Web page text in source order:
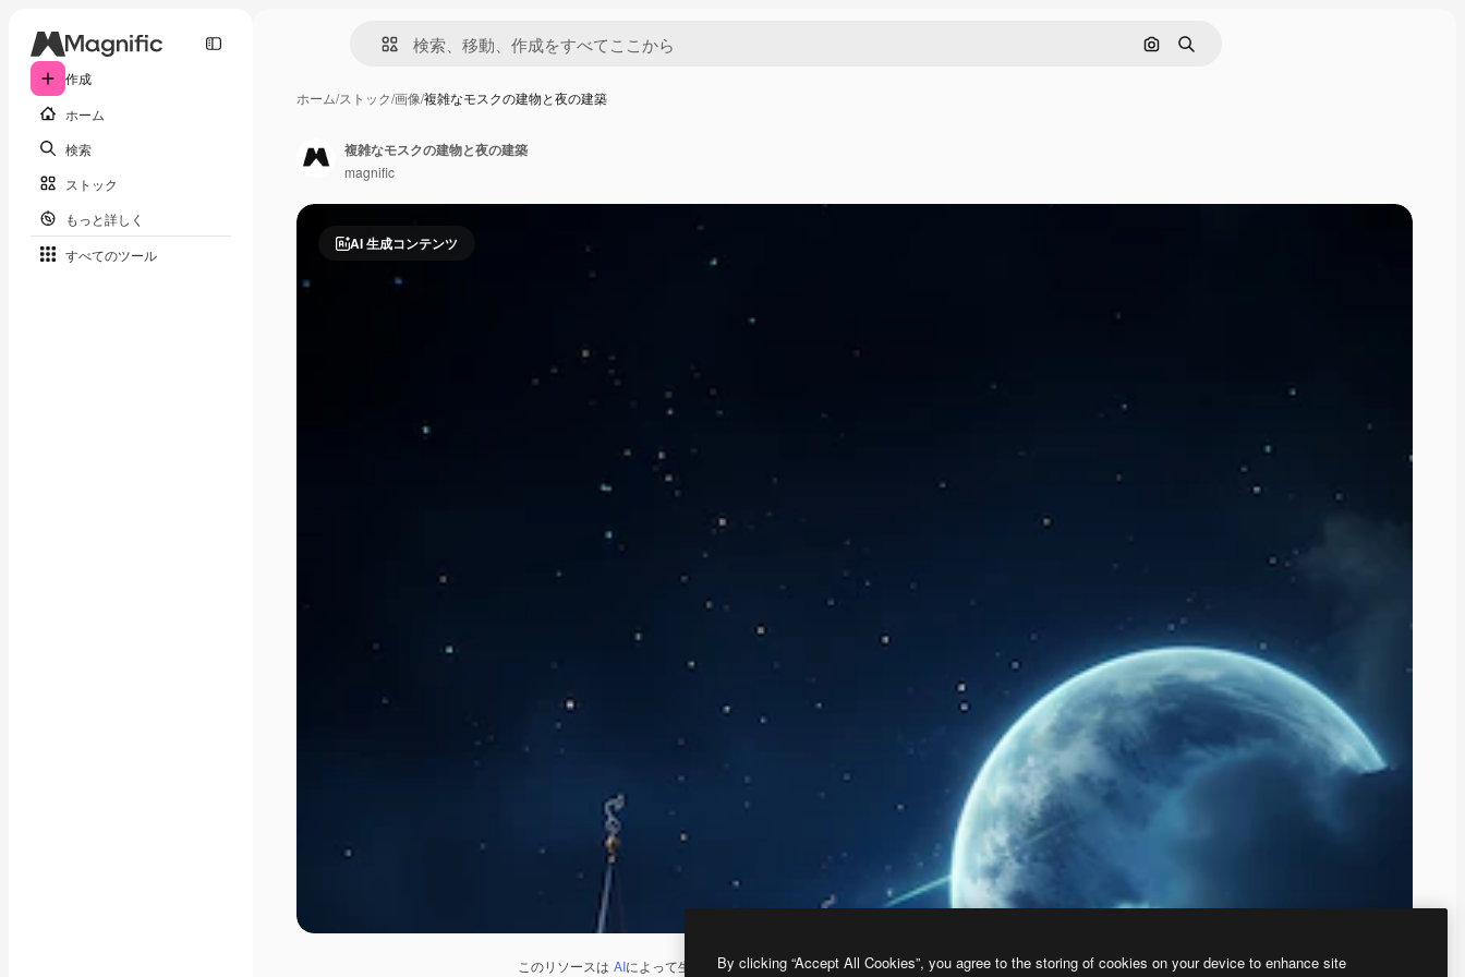
作成
ホーム
検索
ストック
もっと詳しく
すべてのツール
画像で検索
検索
ホーム/ストック/画像/複雑なモスクの建物と夜の建築
AI 生成コンテンツ
このリソースは AIによって生成されたものです。 AI画像生成ツールを使うと、あなた独自の画像を作成できます。
複雑なモスクの建物と夜の建築
magnific
By clicking “Accept All Cookies”, you agree to the storing of cookies on your device to enhance site